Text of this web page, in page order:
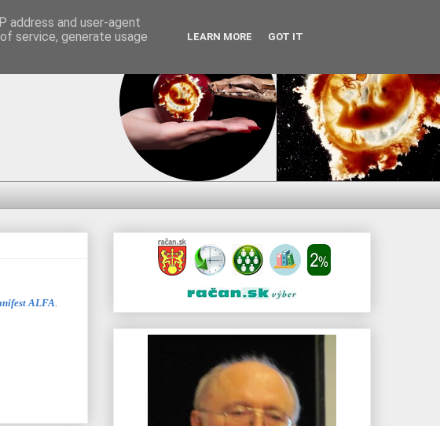
ALFA
address and user-agent
service, generate usage
LEARN MORE GOT IT